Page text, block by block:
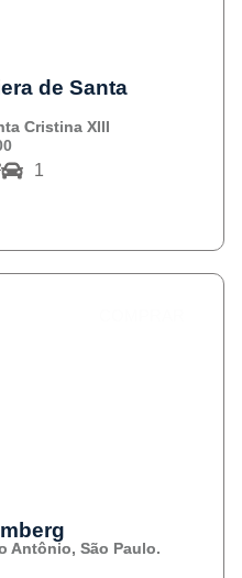
de Santa
Cristina XIII
1
Antônio, São Paulo.